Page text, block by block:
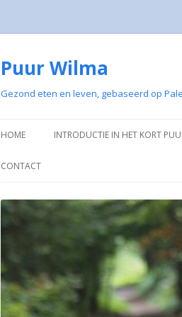
Puur Wilma
Gezond eten en leven, gebaseerd op
HOME INTRODUCTIE IN HET KORT
CONTACT